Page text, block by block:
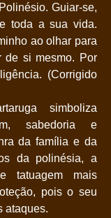
Guiar-se,
toda a sua vida.
ao olhar para
de si mesmo. Por
(Corrigido
simboliza
sabedoria e
da família e da
da polinésia, a
tatuagem mais
pois o seu
ataques.